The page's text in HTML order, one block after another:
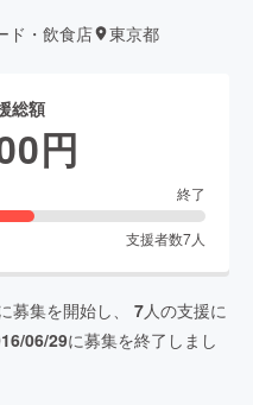
ド・飲食店 東京都
総額
円
終了
支援者数7人
募集を開始し、 7人の支援に
06/29に募集を終了しまし